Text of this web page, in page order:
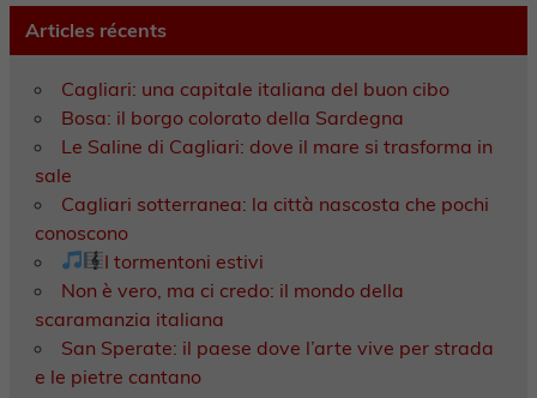
Articles récents
Cagliari: una capitale italiana del buon cibo
Bosa: il borgo colorato della Sardegna
Le Saline di Cagliari: dove il mare si trasforma in
sale
Cagliari sotterranea: la città nascosta che pochi
conoscono
I tormentoni estivi
Non è vero, ma ci credo: il mondo della
scaramanzia italiana
San Sperate: il paese dove l’arte vive per strada
e le pietre cantano